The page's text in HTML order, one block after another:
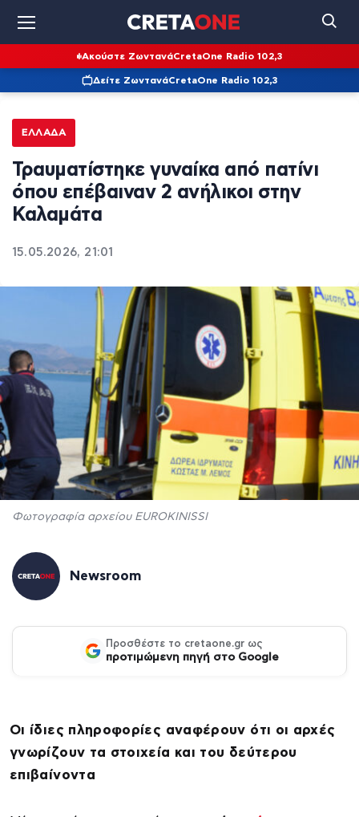
Ακούστε ΖωντανάCretaOne Radio 102,3
Δείτε ΖωντανάCretaOne Radio 102,3
ΕΛΛΆΔΑ
Τραυματίστηκε γυναίκα από πατίνι
όπου επέβαιναν 2 ανήλικοι στην
Καλαμάτα
15.05.2026, 21:01
Φωτογραφία αρχείου EUROKINISSI
Newsroom
Προσθέστε το cretaone.gr ως
προτιμώμενη πηγή στο Google
Οι ίδιες πληροφορίες αναφέρουν ότι οι αρχές
γνωρίζουν τα στοιχεία και του δεύτερου
επιβαίνοντα